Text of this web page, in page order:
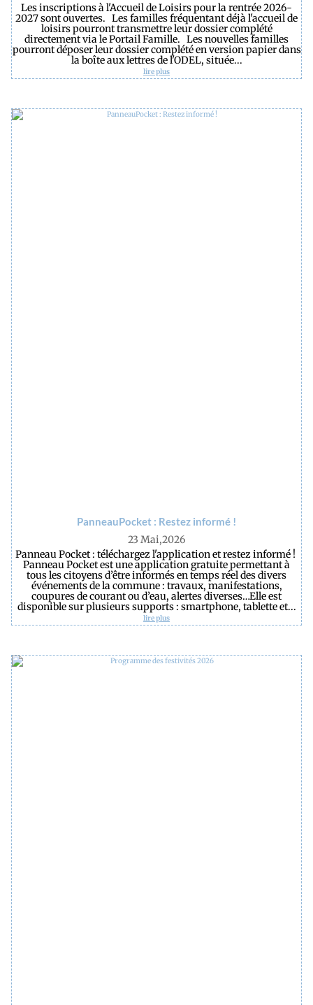
Les inscriptions à l'Accueil de Loisirs pour la rentrée 2026-
2027 sont ouvertes. Les familles fréquentant déjà l'accueil de
loisirs pourront transmettre leur dossier complété
directement via le Portail Famille. Les nouvelles familles
pourront déposer leur dossier complété en version papier dans
la boîte aux lettres de l'ODEL, située...
lire plus
PanneauPocket : Restez informé !
23 Mai,2026
Panneau Pocket : téléchargez l'application et restez informé !
Panneau Pocket est une application gratuite permettant à
tous les citoyens d’être informés en temps réel des divers
événements de la commune : travaux, manifestations,
coupures de courant ou d’eau, alertes diverses…Elle est
disponible sur plusieurs supports : smartphone, tablette et...
lire plus